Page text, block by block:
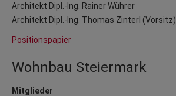
Architekt Dipl.-Ing. Rainer Wührer
Architekt Dipl.-Ing. Thomas Zinterl (Vorsitz)
Positionspapier
Wohnbau Steiermark
Mitglieder